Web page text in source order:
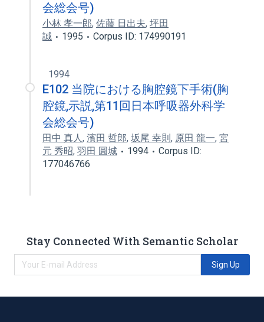
会総会号)
小林 孝一郎, 佐藤 日出夫, 坪田
誠
1995 Corpus ID: 174990191
1994
E102 当院における胸腔鏡下手術(胸
腔鏡,示説,第11回日本呼吸器外科学
会総会号)
田中 真人, 濱田 哲郎, 坂尾 幸則, 原田 龍一, 宮
元 秀昭, 羽田 圓城 1994
Corpus ID:
177046766
Stay Connected With Semantic Scholar
Sign Up